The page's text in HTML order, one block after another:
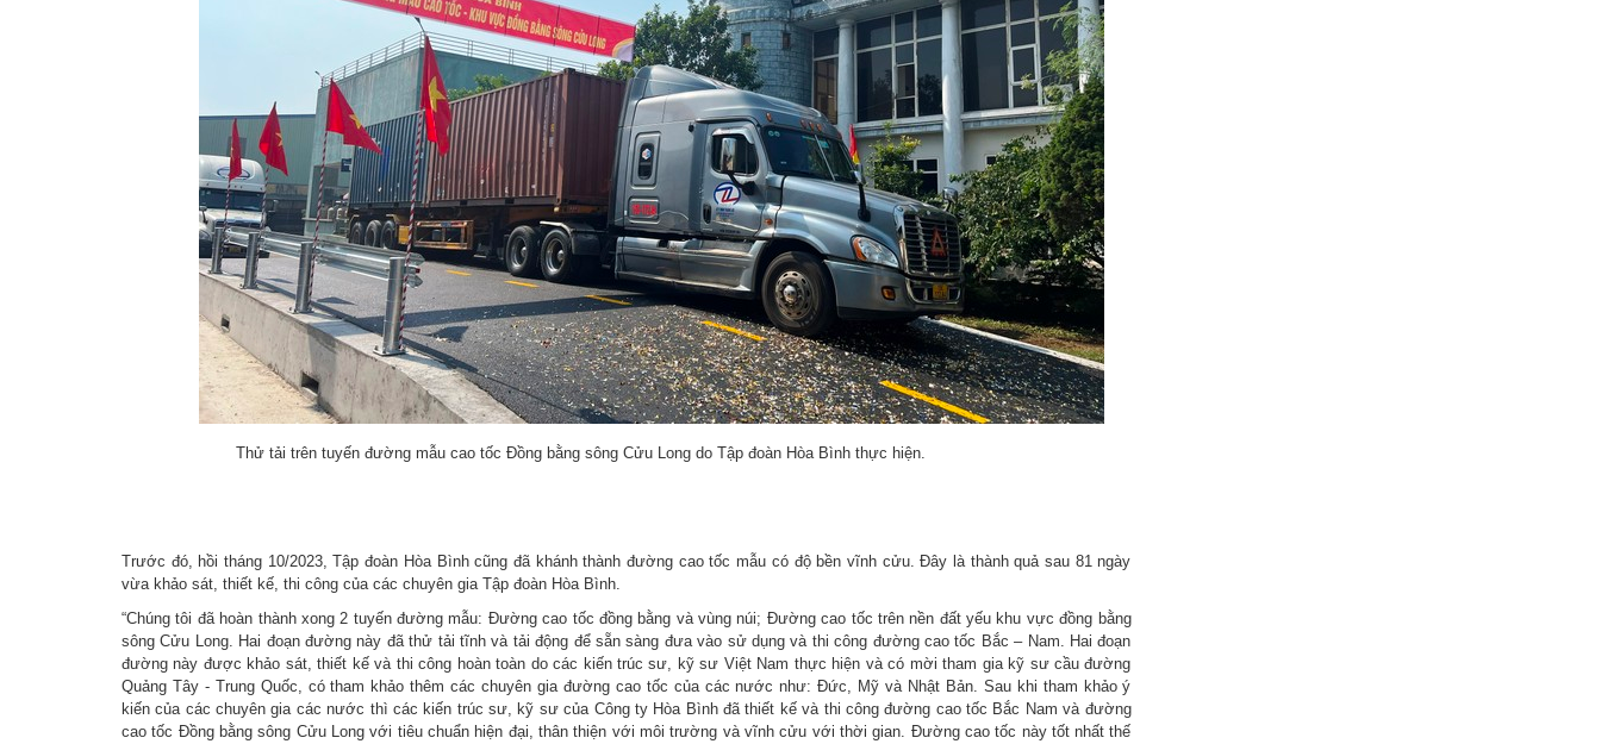
Thử tải trên tuyến đường mẫu cao tốc Đồng bằng sông Cửu Long do Tập đoàn Hòa Bình thực hiện.
Trước đó, hồi tháng 10/2023, Tập đoàn Hòa Bình cũng đã khánh thành đường cao tốc mẫu có độ bền vĩnh cửu. Đây là thành quả sau 81 ngày
vừa khảo sát, thiết kế, thi công của các chuyên gia Tập đoàn Hòa Bình.
“Chúng tôi đã hoàn thành xong 2 tuyến đường mẫu: Đường cao tốc đồng bằng và vùng núi; Đường cao tốc trên nền đất yếu khu vực đồng bằng
sông Cửu Long. Hai đoạn đường này đã thử tải tĩnh và tải động để sẵn sàng đưa vào sử dụng và thi công đường cao tốc Bắc – Nam. Hai đoạn
đường này được khảo sát, thiết kế và thi công hoàn toàn do các kiến trúc sư, kỹ sư Việt Nam thực hiện và có mời tham gia kỹ sư cầu đường
Quảng Tây - Trung Quốc, có tham khảo thêm các chuyên gia đường cao tốc của các nước như: Đức, Mỹ và Nhật Bản. Sau khi tham khảo ý
kiến của các chuyên gia các nước thì các kiến trúc sư, kỹ sư của Công ty Hòa Bình đã thiết kế và thi công đường cao tốc Bắc Nam và đường
cao tốc Đồng bằng sông Cửu Long với tiêu chuẩn hiện đại, thân thiện với môi trường và vĩnh cửu với thời gian. Đường cao tốc này tốt nhất thế